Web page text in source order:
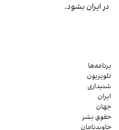
در ایران بشود.
برنامه‌ها
تلویزیون
شنیداری
ایران
جهان
حقوق بشر
جاویدنامان